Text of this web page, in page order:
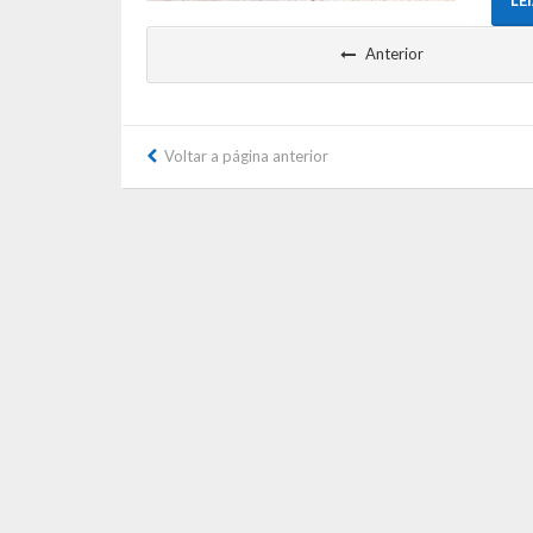
Anterior
Voltar a página anterior